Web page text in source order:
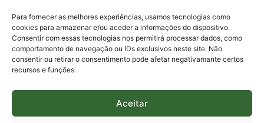
Para fornecer as melhores experiências, usamos tecnologias como
cookies para armazenar e/ou aceder a informações do dispositivo.
Consentir com essas tecnologias nos permitirá processar dados, como
comportamento de navegação ou IDs exclusivos neste site. Não
consentir ou retirar o consentimento pode afetar negativamante certos
recursos e funções.
Aceitar
Para assuntos relacionados à Pesquisa
pesquisa@fapesc.sc.gov.br
Para assuntos relacionados à Inovação
inovacao@fapesc.sc.gov.br
Para assuntos relacionados à Bolsas
bolsas@fapesc.sc.gov.br
Para assuntos relacionados à Prestação de Contas
Para assuntos relacionados à Plataforma
plataforma@fapesc.sc.gov.br
Jair Artur da Silva dpo@fapesc.sc.gov.br 3665-4831